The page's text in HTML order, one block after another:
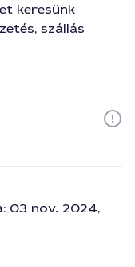
keresünk
szállás
03 nov. 2024,